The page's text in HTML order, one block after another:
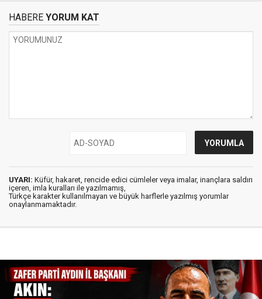
HABERE YORUM KAT
UYARI: Küfür, hakaret, rencide edici cümleler veya imalar, inançlara saldırı
içeren, imla kuralları ile yazılmamış,
Türkçe karakter kullanılmayan ve büyük harflerle yazılmış yorumlar
onaylanmamaktadır.